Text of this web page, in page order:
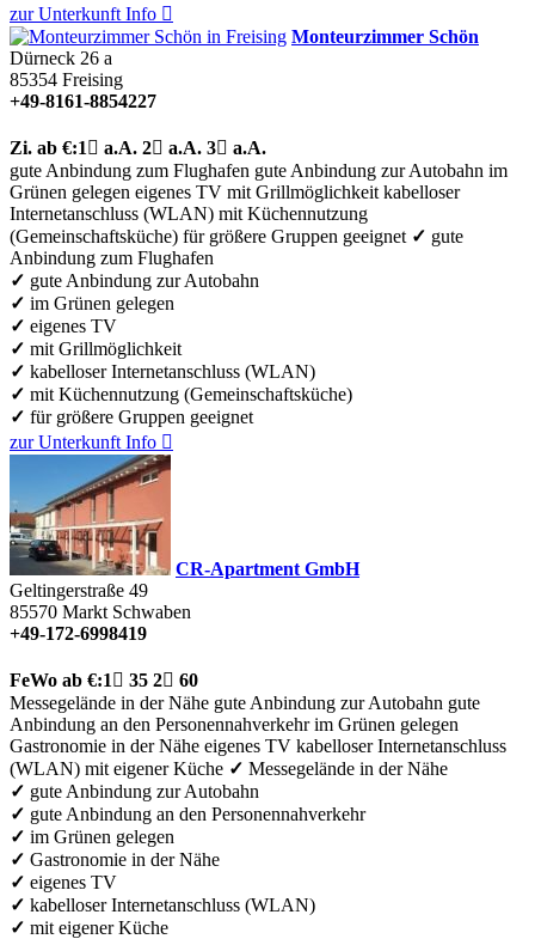
zur Unterkunft Info 
Monteurzimmer Schön
Dürneck 26 a
85354 Freising
+49-8161-8854227
Zi. ab €:1  a.A. 2 a.A. 3 a.A.
gute Anbindung zum Flughafen gute Anbindung zur Autobahn im
Grünen gelegen eigenes TV mit Grillmöglichkeit kabelloser
Internetanschluss (WLAN) mit Küchennutzung
(Gemeinschaftsküche) für größere Gruppen geeignet ✓ gute
Anbindung zum Flughafen
✓ gute Anbindung zur Autobahn
✓ im Grünen gelegen
✓ eigenes TV
✓ mit Grillmöglichkeit
✓ kabelloser Internetanschluss (WLAN)
✓ mit Küchennutzung (Gemeinschaftsküche)
✓ für größere Gruppen geeignet
zur Unterkunft Info 
CR-Apartment GmbH
Geltingerstraße 49
85570 Markt Schwaben
+49-172-6998419
FeWo ab €:1  35 2 60
Messegelände in der Nähe gute Anbindung zur Autobahn gute
Anbindung an den Personennahverkehr im Grünen gelegen
Gastronomie in der Nähe eigenes TV kabelloser Internetanschluss
(WLAN) mit eigener Küche ✓ Messegelände in der Nähe
✓ gute Anbindung zur Autobahn
✓ gute Anbindung an den Personennahverkehr
✓ im Grünen gelegen
✓ Gastronomie in der Nähe
✓ eigenes TV
✓ kabelloser Internetanschluss (WLAN)
✓ mit eigener Küche